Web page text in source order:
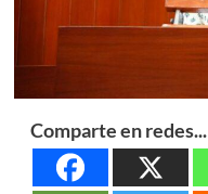
Comparte en redes...